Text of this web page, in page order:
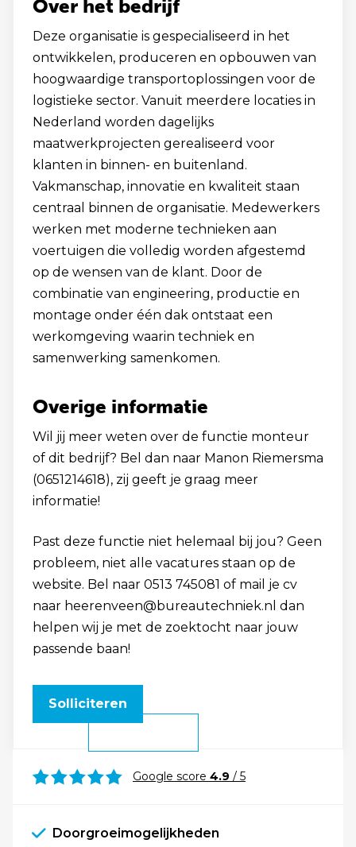
Over het bedrijf
Deze organisatie is gespecialiseerd in het
ontwikkelen, produceren en opbouwen van
hoogwaardige transportoplossingen voor de
logistieke sector. Vanuit meerdere locaties in
Nederland worden dagelijks
maatwerkprojecten gerealiseerd voor
klanten in binnen- en buitenland.
Vakmanschap, innovatie en kwaliteit staan
centraal binnen de organisatie. Medewerkers
werken met moderne technieken aan
voertuigen die volledig worden afgestemd
op de wensen van de klant. Door de
combinatie van engineering, productie en
montage onder één dak ontstaat een
werkomgeving waarin techniek en
samenwerking samenkomen.
Overige informatie
Wil jij meer weten over de functie monteur
of dit bedrijf? Bel dan naar Manon Riemersma
(0651214618), zij geeft je graag meer
informatie!
Past deze functie niet helemaal bij jou? Geen
probleem, niet alle vacatures staan op de
website. Bel naar 0513 745081 of mail je cv
naar heerenveen@bureautechniek.nl dan
helpen wij je met de zoektocht naar jouw
passende baan!
Solliciteren
Google score 4.9 / 5
Doorgroeimogelijkheden